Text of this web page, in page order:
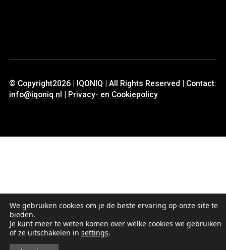
© Copyright2026 | IQONIQ | All Rights Reserved | Contact:
info@iqoniq.nl
Privacy- en Cookiepolicy
We gebruiken cookies om je de beste ervaring op onze site te
bieden.
Je kunt meer te weten komen over welke cookies we gebruiken
of ze uitschakelen in settings.